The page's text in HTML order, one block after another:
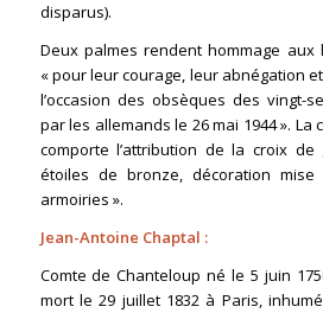
disparus).
Deux palmes rendent hommage
« pour leur courage, leur abnégation
l’occasion des obsèques des vingt-
par les allemands le 26 mai 1944 ». La
comporte l’attribution de la croix de
étoiles de bronze, décoration
armoiries ».
Jean-Antoine Chaptal :
Comte de Chanteloup né le 5 juin
mort le 29 juillet 1832 à Paris,